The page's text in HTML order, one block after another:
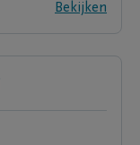
Bekijken